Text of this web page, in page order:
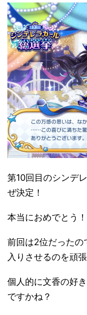
第10回目のシンデ
ぜ決定！
本当におめでとう！
前回は2位だったの
入りさせるのを頑
個人的に文香の好
ですかね？